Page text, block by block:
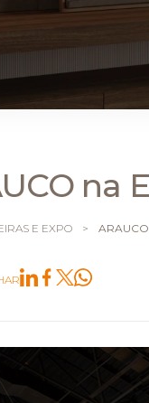
na
E EXPO >